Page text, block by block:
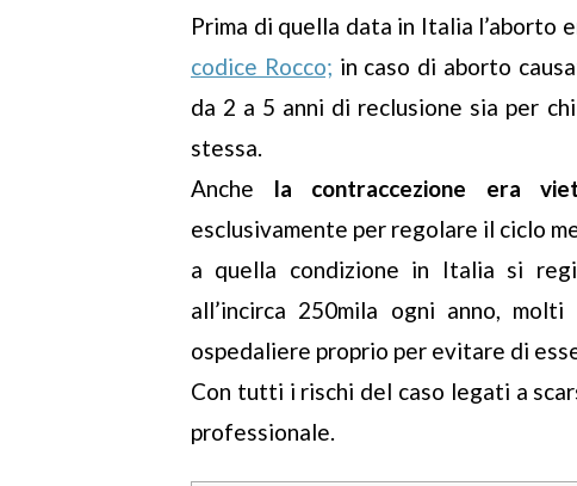
Prima di quella data in Italia l’aborto
codice Rocco; in caso di aborto
da 2 a 5 anni di reclusione sia per
stessa.
Anche la contraccezione era
esclusivamente per regolare il ciclo
a quella condizione in Italia si
all’incirca 250mila ogni anno,
ospedaliere proprio per evitare di
Con tutti i rischi del caso legati a
professionale.